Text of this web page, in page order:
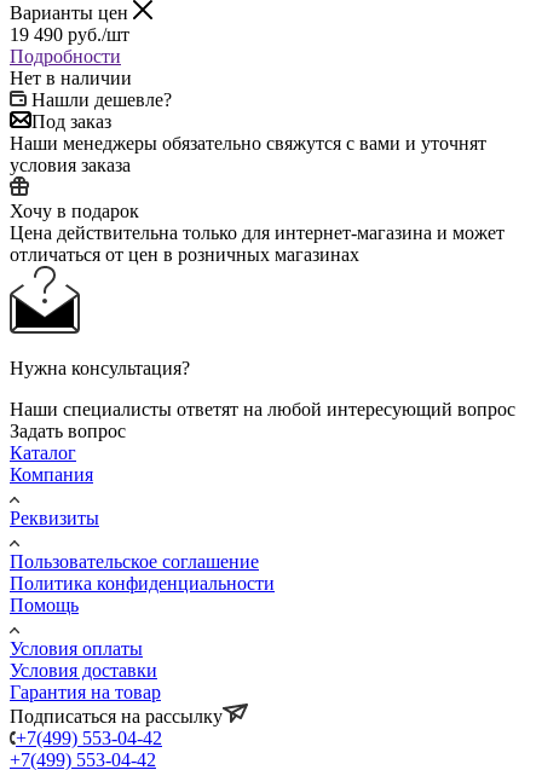
Варианты цен
19 490 руб./шт
Подробности
Нет в наличии
Нашли дешевле?
Под заказ
Наши менеджеры обязательно свяжутся с вами и уточнят
условия заказа
Хочу в подарок
Цена действительна только для интернет-магазина и может
отличаться от цен в розничных магазинах
Нужна консультация?
Наши специалисты ответят на любой интересующий вопрос
Задать вопрос
Каталог
Компания
Реквизиты
Пользовательское соглашение
Политика конфиденциальности
Помощь
Условия оплаты
Условия доставки
Гарантия на товар
Подписаться на рассылку
+7(499) 553-04-42
+7(499) 553-04-42